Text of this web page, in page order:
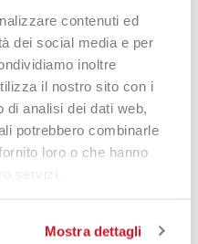
contenuti ed
dei social media e per
inoltre
il nostro sito con i
analisi dei dati web,
potrebbero combinarle
loro o che hanno
Mostra dettagli